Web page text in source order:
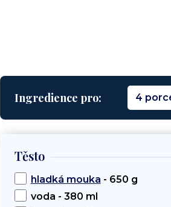
Ingredience pro: 4
Těsto
hladká mouka - 650 g
voda - 380 ml